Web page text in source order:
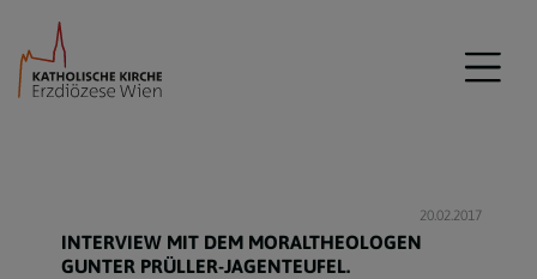
20.02.2017
INTERVIEW MIT DEM MORALTHEOLOGEN
GUNTER PRÜLLER-JAGENTEUFEL.